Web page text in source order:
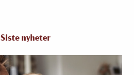
Siste nyheter